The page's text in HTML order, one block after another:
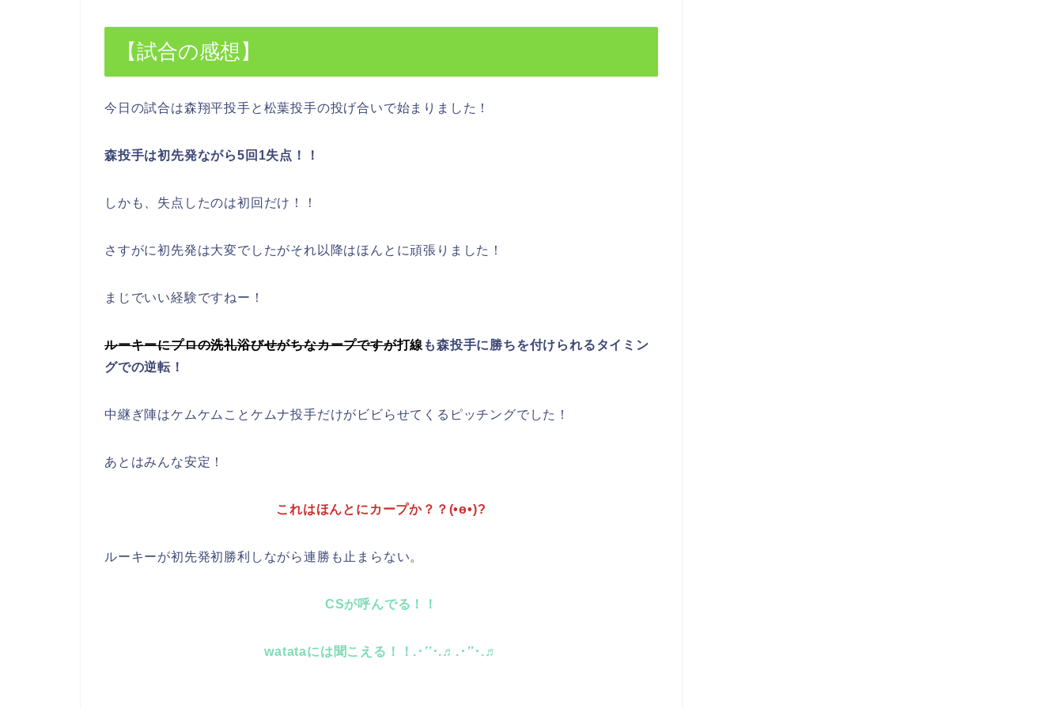
【試合の感想】
今日の試合は森翔平投手と松葉投手の投げ合いで始まりました！
森投手は初先発ながら5回1失点！！
しかも、失点したのは初回だけ！！
さすがに初先発は大変でしたがそれ以降はほんとに頑張りました！
まじでいい経験ですねー！
ルーキーにプロの洗礼浴びせがちなカープですが打線 も森投手に勝ちを付けられるタイミン
グでの逆転！
中継ぎ陣はケムケムことケムナ投手だけがビビらせてくるピッチングでした！
あとはみんな安定！
これはほんとにカープか？？(•ө•)?
ルーキーが初先発初勝利しながら連勝も止まらない。
CSが呼んでる！！
watataには聞こえる！！.･ ’’･.♬.･ ’’･.♬